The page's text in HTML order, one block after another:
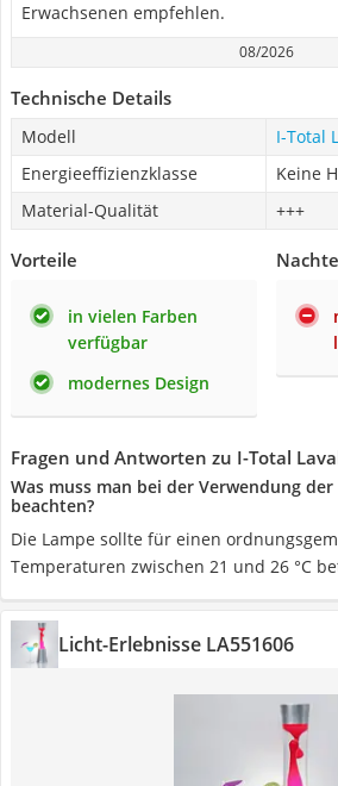
Erwachsenen empfehlen.
08/2026
Technische Details
Modell
I-Total
Energieeffizienzklasse
Keine
Material-Qualität
+++
Vorteile
in vielen Farben
verfügbar
modernes Design
Fragen und Antworten zu I-Total
Was muss man bei der Verwendung
beachten?
Die Lampe sollte für einen
Temperaturen zwischen 21 und 26 °C
Licht-Erlebnisse LA551606